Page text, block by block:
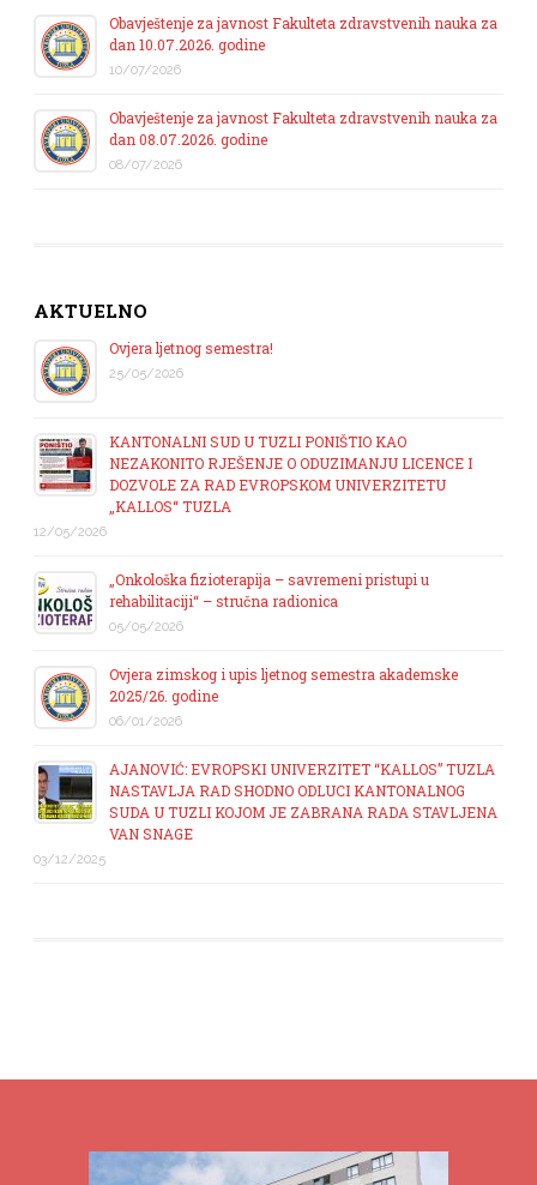
Obavještenje za javnost Fakulteta zdravstvenih nauka za
dan 10.07.2026. godine
10/07/2026
Obavještenje za javnost Fakulteta zdravstvenih nauka za
dan 08.07.2026. godine
08/07/2026
AKTUELNO
Ovjera ljetnog semestra!
25/05/2026
KANTONALNI SUD U TUZLI PONIŠTIO KAO
NEZAKONITO RJEŠENJE O ODUZIMANJU LICENCE I
DOZVOLE ZA RAD EVROPSKOM UNIVERZITETU
„KALLOS“ TUZLA
12/05/2026
„Onkološka fizioterapija – savremeni pristupi u
rehabilitaciji“ – stručna radionica
05/05/2026
Ovjera zimskog i upis ljetnog semestra akademske
2025/26. godine
06/01/2026
AJANOVIĆ: EVROPSKI UNIVERZITET “KALLOS” TUZLA
NASTAVLJA RAD SHODNO ODLUCI KANTONALNOG
SUDA U TUZLI KOJOM JE ZABRANA RADA STAVLJENA
VAN SNAGE
03/12/2025